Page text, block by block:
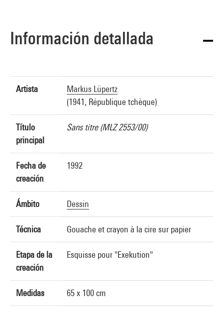
Información detallada
Artista
Markus Lüpertz
(1941, République tchèque)
Título
principal
Sans titre (MLZ 2553/00)
Fecha de
creación
1992
Ámbito Dessin
Técnica Gouache et crayon à la cire sur papier
Etapa de la
creación
Esquisse pour "Exekution"
Medidas 65 x 100 cm